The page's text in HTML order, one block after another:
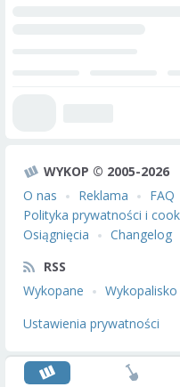
WYKOP © 2005-2026
O nas
Reklama FAQ
Polityka prywatności i
Osiągnięcia
Changelog
RSS
Wykopane
Wykopalisko
Ustawienia prywatności